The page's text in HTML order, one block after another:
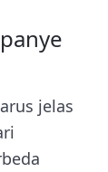
jelas